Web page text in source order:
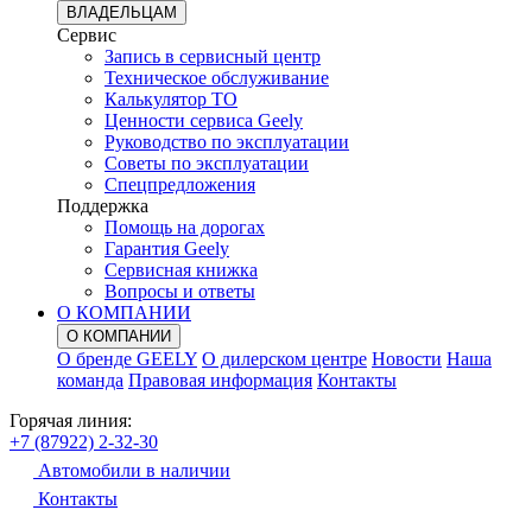
ВЛАДЕЛЬЦАМ
Сервис
Запись в сервисный центр
Техническое обслуживание
Калькулятор ТО
Ценности сервиса Geely
Руководство по эксплуатации
Советы по эксплуатации
Спецпредложения
Поддержка
Помощь на дорогах
Гарантия Geely
Сервисная книжка
Вопросы и ответы
О КОМПАНИИ
О КОМПАНИИ
О бренде GEELY О дилерском центре Новости Наша
команда Правовая информация Контакты
Горячая линия:
+7 (87922) 2-32-30
Автомобили в наличии
Контакты